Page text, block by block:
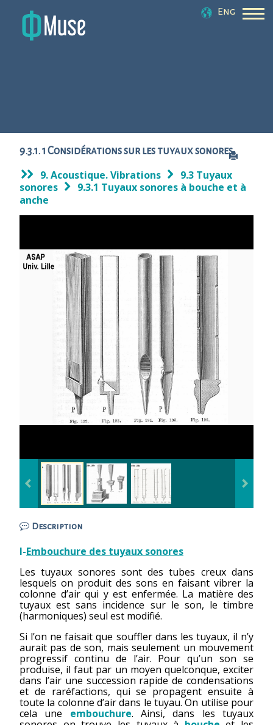
Eng
9.3.1. 1 Considérations sur les tuyaux sonores
9. Acoustique. Vibrations
9.3 Tuyaux
sonores
9.3.1 Tuyaux sonores à bouche et à
anche
Description
I-Embouchure des tuyaux sonores
Les tuyaux sonores sont des tubes creux dans
lesquels on produit des sons en faisant vibrer la
colonne d’air qui y est enfermée. La matière des
tuyaux est sans incidence sur le son, le timbre
(harmoniques) seul est modifié.
Si l’on ne faisait que souffler dans les tuyaux, il n’y
aurait pas de son, mais seulement un mouvement
progressif continu de l’air. Pour qu’un son se
produise, il faut par un moyen quelconque, exciter
dans l’air une succession rapide de condensations
et de raréfactions, qui se propagent ensuite à
toute la colonne d’air dans le tuyau. On utilise pour
cela une embouchure. Ainsi, dans les tuyaux